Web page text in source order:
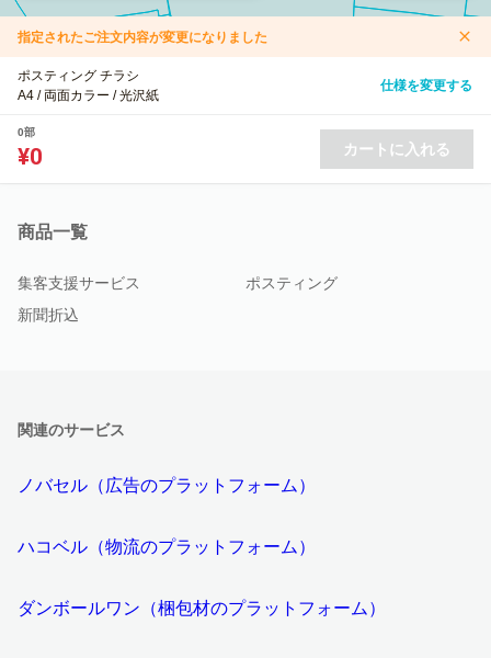
指定されたご注文内容が変更になりました
ポスティング チラシ
A4 / 両面カラー / 光沢紙
仕様を変更する
0部
¥0 カートに入れる
商品一覧
集客支援サービス
ポスティング
新聞折込
関連のサービス
ノバセル（広告のプラットフォーム）
ハコベル（物流のプラットフォーム）
ダンボールワン（梱包材のプラットフォーム）